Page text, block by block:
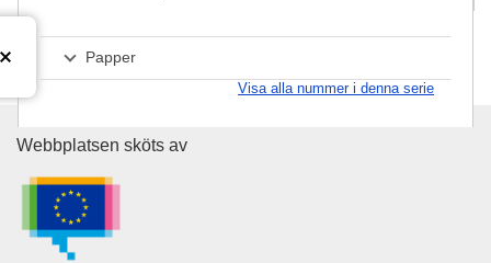
Papper
Visa alla nummer i denna serie
Europeiska unionens
Webbplatsen sköts av